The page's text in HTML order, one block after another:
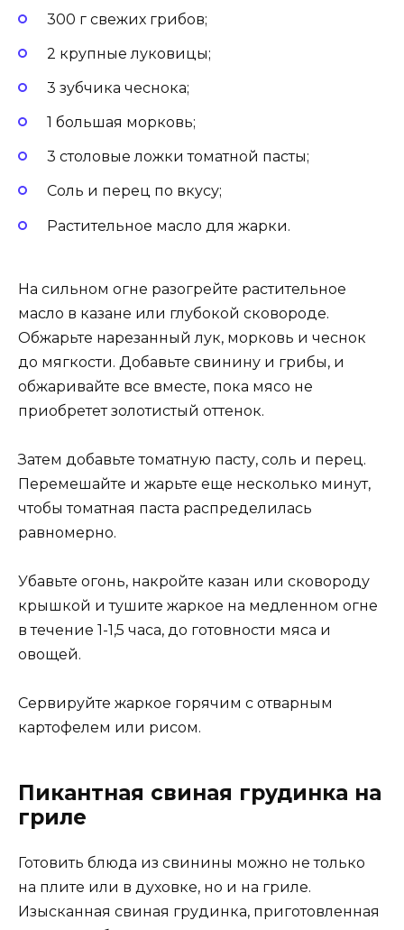
300 г свежих грибов;
2 крупные луковицы;
3 зубчика чеснока;
1 большая морковь;
3 столовые ложки томатной пасты;
Соль и перец по вкусу;
Растительное масло для жарки.
На сильном огне разогрейте растительное
масло в казане или глубокой сковороде.
Обжарьте нарезанный лук, морковь и чеснок
до мягкости. Добавьте свинину и грибы, и
обжаривайте все вместе, пока мясо не
приобретет золотистый оттенок.
Затем добавьте томатную пасту, соль и перец.
Перемешайте и жарьте еще несколько минут,
чтобы томатная паста распределилась
равномерно.
Убавьте огонь, накройте казан или сковороду
крышкой и тушите жаркое на медленном огне
в течение 1-1,5 часа, до готовности мяса и
овощей.
Сервируйте жаркое горячим с отварным
картофелем или рисом.
Пикантная свиная грудинка на
гриле
Готовить блюда из свинины можно не только
на плите или в духовке, но и на гриле.
Изысканная свиная грудинка, приготовленная